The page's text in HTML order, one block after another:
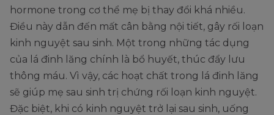
hormone trong cơ thể mẹ bị thay đổi khá nhiều.
Điều này dẫn đến mất cân bằng nội tiết, gây rối loạn
kinh nguyệt sau sinh. Một trong những tác dụng
của lá đinh lăng chính là bổ huyết, thúc đẩy lưu
thông máu. Vì vậy, các hoạt chất trong lá đinh lăng
sẽ giúp mẹ sau sinh trị chứng rối loạn kinh nguyệt.
Đặc biệt, khi có kinh nguyệt trở lại sau sinh, uống